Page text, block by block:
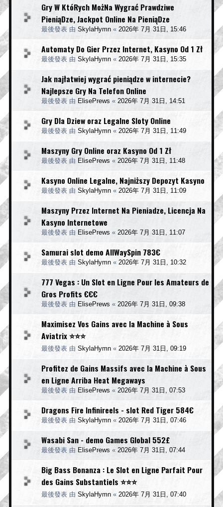
Gry W KtóRych MożNa Wygrać Prawdziwe
PieniąDze, Jackpot Online Na PieniąDze
最後發表 由 SkylaHymn « 2026年 7月 31日, 15:46
Automaty Do Gier Przez Internet, Kasyno Od 1 Zł
最後發表 由 SkylaHymn « 2026年 7月 31日, 15:35
Jak najłatwiej wygrać pieniądze w internecie?
Najlepsze Gry Na Telefon Online
最後發表 由 ElisePrews « 2026年 7月 31日, 14:51
Gry Dla Dziew oraz Legalne Sloty Online
最後發表 由 SkylaHymn « 2026年 7月 31日, 11:49
Maszyny Gry Online oraz Kasyno Od 1 Zł
最後發表 由 ElisePrews « 2026年 7月 31日, 11:48
Kasyno Online Legalne, Najniższy Depozyt Kasyno
最後發表 由 SkylaHymn « 2026年 7月 31日, 11:09
Maszyny Przez Internet Na Pieniadze, Licencja Na
Kasyno Internetowe
最後發表 由 ElisePrews « 2026年 7月 31日, 11:07
Samurai slot demo AllWaySpin 783€
最後發表 由 SkylaHymn « 2026年 7月 31日, 10:32
777 Vegas : Un Slot en Ligne Pour les Amateurs de
Gros Profits €€€
最後發表 由 ElisePrews « 2026年 7月 31日, 09:38
Maximisez Vos Gains avec la Machine à Sous
Aviatrix ⭐⭐⭐
最後發表 由 SkylaHymn « 2026年 7月 31日, 09:19
Profitez de Gains Massifs avec la Machine à Sous
en Ligne Arriba Heat Megaways
最後發表 由 ElisePrews « 2026年 7月 31日, 07:53
Dragons Fire Infinireels - slot Red Tiger 584€
最後發表 由 SkylaHymn « 2026年 7月 31日, 07:46
Wasabi San - demo Games Global 552£
最後發表 由 ElisePrews « 2026年 7月 31日, 07:44
Big Bass Bonanza : Le Slot en Ligne Parfait Pour
des Gains Substantiels ⭐⭐⭐
最後發表 由 SkylaHymn « 2026年 7月 31日, 07:40